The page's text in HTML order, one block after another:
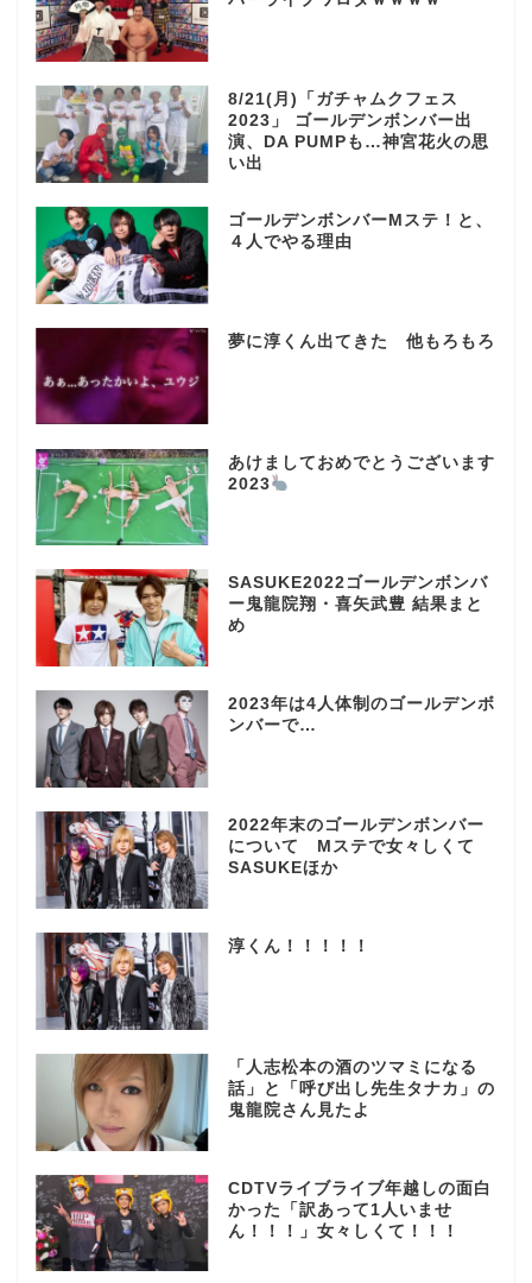
8/21(月)「ガチャムクフェス
2023」 ゴールデンボンバー出
演、DA PUMPも…神宮花火の思
い出
ゴールデンボンバーMステ！と、
４人でやる理由
夢に淳くん出てきた 他もろもろ
あけましておめでとうございます
2023
SASUKE2022ゴールデンボンバ
ー鬼龍院翔・喜矢武豊 結果まと
め
2023年は4人体制のゴールデンボ
ンバーで…
2022年末のゴールデンボンバー
について Mステで女々しくて
SASUKEほか
淳くん！！！！！
「人志松本の酒のツマミになる
話」と「呼び出し先生タナカ」の
鬼龍院さん見たよ
CDTVライブライブ年越しの面白
かった「訳あって1人いませ
ん！！！」女々しくて！！！